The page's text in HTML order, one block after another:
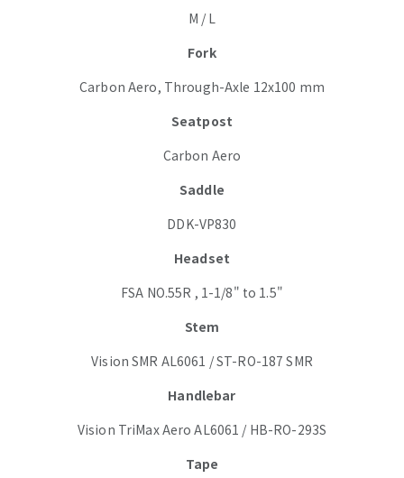
M / L
Fork
Carbon Aero, Through-Axle 12x100 mm
Seatpost
Carbon Aero
Saddle
DDK-VP830
Headset
FSA NO.55R , 1-1/8" to 1.5"
Stem
Vision SMR AL6061 / ST-RO-187 SMR
Handlebar
Vision TriMax Aero AL6061 / HB-RO-293S
Tape